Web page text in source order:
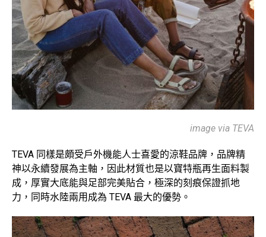
image via TEVA
TEVA 同樣是頗受戶外機能人士喜愛的涼鞋品牌，品牌精
神以永續發展為主軸，因此材質也是以寶特瓶再生面料製
成，厚實大底能與足部完美貼合，極深的刻痕保證抓地
力，同時水陸兩用成為 TEVA 最大的優勢。